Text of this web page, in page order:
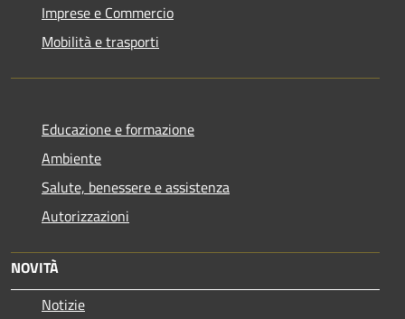
Imprese e Commercio
Mobilità e trasporti
Educazione e formazione
Ambiente
Salute, benessere e assistenza
Autorizzazioni
NOVITÀ
Notizie